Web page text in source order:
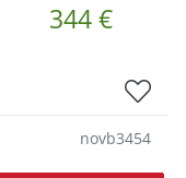
344 €
novb3454